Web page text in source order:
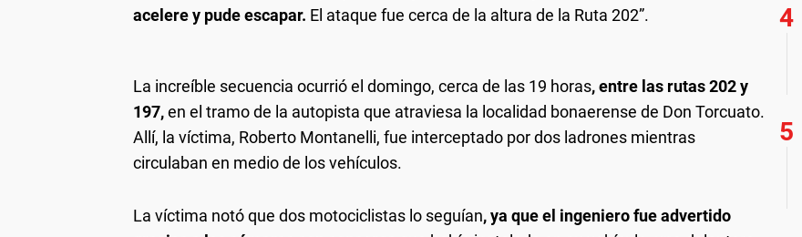
acelere y pude escapar. El ataque fue cerca de la altura de la Ruta 202”.
La increíble secuencia ocurrió el domingo, cerca de las 19 horas, entre las rutas 202 y
197,en el tramo de la autopista que atraviesa la localidad bonaerense de Don Torcuato.
Allí, la víctima, Roberto Montanelli, fue interceptado por dos ladrones mientras
circulaban en medio de los vehículos.
La víctima notó que dos motociclistas lo seguían, ya que el ingeniero fue advertido